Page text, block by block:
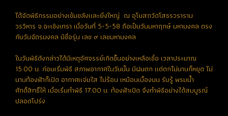
ได้จัดพิธีกรรมอย่างเข้มขลังและยิ่งใหญ่ ณ อุโบสถวัดโสธรวราราม
วรวิหาร จ.ฉะเชิงเทรา เมื่อวันที่ 5-5-58 ถือเป็นวันมหาฤกษ์ มหามงคล ตรง
กับวันฉัตรมงคล มีชื่อรุ่น เลข ๙ เลขมหามงคล
ในวันพิธีดังกล่าวได้มีเหตุอัศจรรย์เกิดขึ้นอย่างเหลือเชื่อ เวลาประมาณ
15.00 น. ก่อนเริ่มพิธี สภาพอากาศในวันนั้น มีฝนตก แต่ตกไม่นานก็หยุด ไม่
นานท้องฟ้าก็เปิด อากาศแจ่มใส ไม่ร้อน เหมือนเบื้องบน รับรู้ พรมน้ำ
ศักดิ์สิทธิ์ให้ เมื่อเริ่มทำพิธี 17.00 น. ท้องฟ้าเปิด จึงทำพิธีอย่างได้สมบูรณ์
ปลอดโปร่ง